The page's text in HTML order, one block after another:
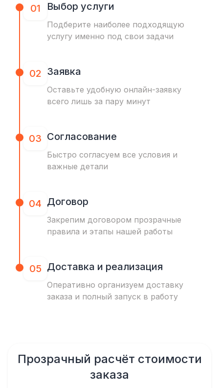
01 Выбор услуги
Подберите наиболее подходящую
услугу именно под свои задачи
02 Заявка
Оставьте удобную онлайн-заявку
всего лишь за пару минут
03 Согласование
Быстро согласуем все условия и
важные детали
04 Договор
Закрепим договором прозрачные
правила и этапы нашей работы
05 Доставка и реализация
Оперативно организуем доставку
заказа и полный запуск в работу
Прозрачный расчёт стоимости
заказа